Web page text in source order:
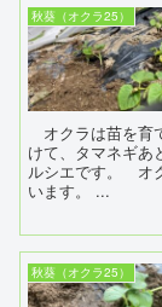
秋葵（オクラ25）
オクラは苗を育
けて、タマネギあ
ルシエです。 オ
います。 ...
秋葵（オクラ25）